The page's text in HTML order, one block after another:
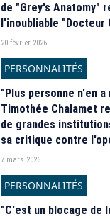
de "Grey's Anatomy"
l'inoubliable "Docteur
20 février 2026
PERSONNALITÉS
"Plus personne n'en
Timothée Chalamet
de grandes
sa critique contre
7 mars 2026
PERSONNALITÉS
"C'est un blocage de